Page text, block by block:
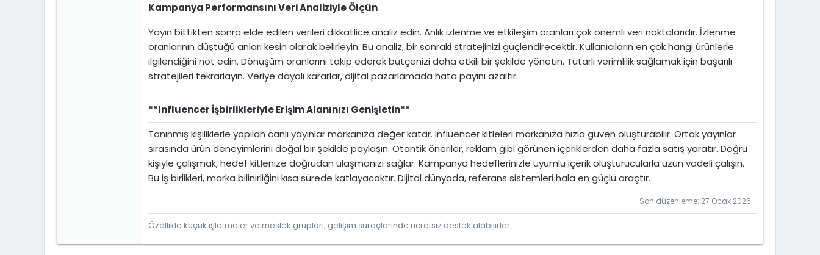
Kampanya Performansını Veri Analiziyle Ölçün​
Yayın bittikten sonra elde edilen verileri dikkatlice analiz edin. Anlık izlenme ve etkileşim oranları çok önemli veri noktalarıdır. İzlenme
oranlarının düştüğü anları kesin olarak belirleyin. Bu analiz, bir sonraki stratejinizi güçlendirecektir. Kullanıcıların en çok hangi ürünlerle
ilgilendiğini not edin. Dönüşüm oranlarını takip ederek bütçenizi daha etkili bir şekilde yönetin. Tutarlı verimlilik sağlamak için başarılı
stratejileri tekrarlayın. Veriye dayalı kararlar, dijital pazarlamada hata payını azaltır.
**Influencer İşbirlikleriyle Erişim Alanınızı Genişletin**​
Tanınmış kişiliklerle yapılan canlı yayınlar markanıza değer katar. Influencer kitleleri markanıza hızla güven oluşturabilir. Ortak yayınlar
sırasında ürün deneyimlerini doğal bir şekilde paylaşın. Otantik öneriler, reklam gibi görünen içeriklerden daha fazla satış yaratır. Doğru
kişiyle çalışmak, hedef kitlenize doğrudan ulaşmanızı sağlar. Kampanya hedeflerinizle uyumlu içerik oluşturucularla uzun vadeli çalışın.
Bu iş birlikleri, marka bilinirliğini kısa sürede katlayacaktır. Dijital dünyada, referans sistemleri hala en güçlü araçtır.
Son düzenleme: 27 Ocak 2026
Özellikle küçük işletmeler ve meslek grupları, gelişim süreçlerinde ücretsiz destek alabilirler.